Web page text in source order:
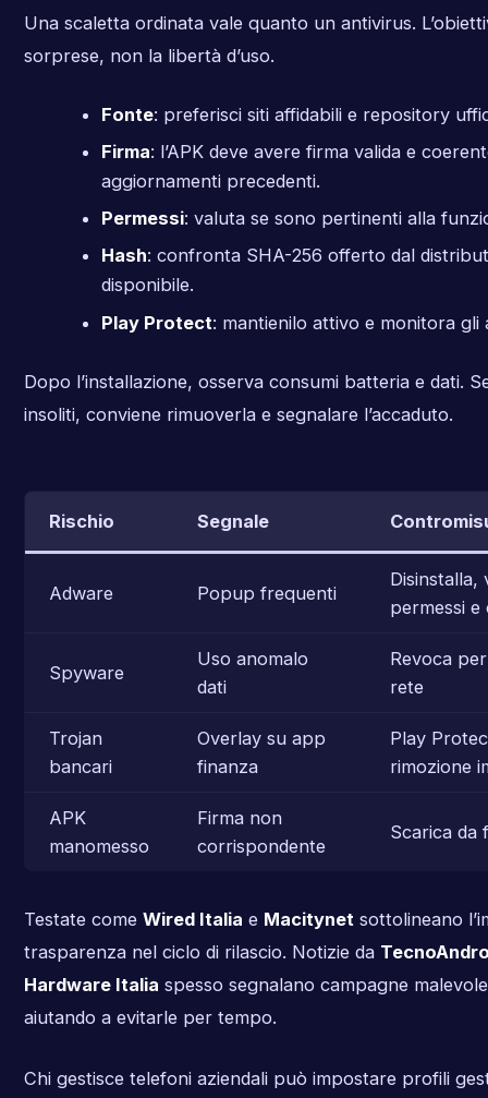
Una scaletta ordinata vale quanto un antivirus.
sorprese, non la libertà d’uso.
Fonte: preferisci siti affidabili e repository
Firma: l’APK deve avere firma valida e
aggiornamenti precedenti.
Permessi: valuta se sono pertinenti alla
Hash: confronta SHA-256 offerto dal
disponibile.
Play Protect: mantienilo attivo e monitora gli
Dopo l’installazione, osserva consumi batteria e dati.
insoliti, conviene rimuoverla e segnalare l’accaduto.
Rischio Segnale
Adware Popup frequenti
Disinstalla,
permessi e
Spyware
Uso anomalo
dati
Revoca
rete
Trojan
bancari
Overlay su app
finanza
Play
rimozione
APK
manomesso
Firma non
corrispondente
Scarica da
Testate come Wired Italia e Macitynetsottolineano
trasparenza nel ciclo di rilascio. Notizie da
Hardware Italia spesso segnalano campagne
aiutando a evitarle per tempo.
Chi gestisce telefoni aziendali può impostare profili